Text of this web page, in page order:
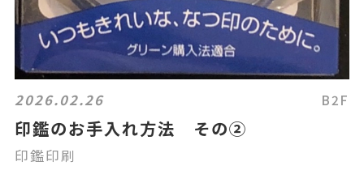
2026.02.26 B2F
印鑑のお手入れ方法 その②
印鑑印刷